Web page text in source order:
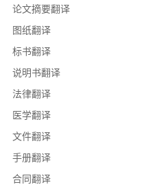
论文摘要翻译
图纸翻译
标书翻译
说明书翻译
法律翻译
医学翻译
文件翻译
手册翻译
合同翻译